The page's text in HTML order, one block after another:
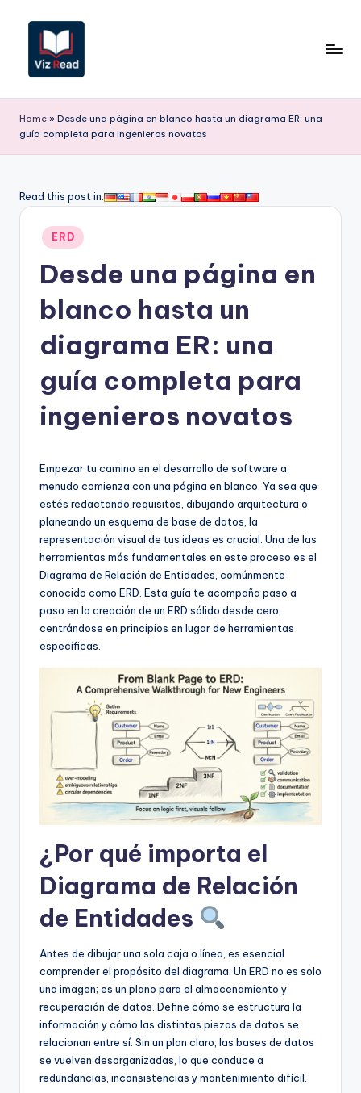
contenido
iz
R
a
S
o
w
si
Home » Desde una página en blanco hasta un diagrama ER: una
guía completa para ingenieros novatos
Read this post in:
Publicado
en
ERD
Desde una página en
blanco hasta un
diagrama ER: una
guía completa para
ingenieros novatos
Empezar tu camino en el desarrollo de software a
menudo comienza con una página en blanco. Ya sea que
estés redactando requisitos, dibujando arquitectura o
planeando un esquema de base de datos, la
representación visual de tus ideas es crucial. Una de las
herramientas más fundamentales en este proceso es el
Diagrama de Relación de Entidades, comúnmente
conocido como ERD. Esta guía te acompaña paso a
paso en la creación de un ERD sólido desde cero,
centrándose en principios en lugar de herramientas
específicas.
¿Por qué importa el
Diagrama de Relación
de Entidades
Antes de dibujar una sola caja o línea, es esencial
comprender el propósito del diagrama. Un ERD no es solo
una imagen; es un plano para el almacenamiento y
recuperación de datos. Define cómo se estructura la
información y cómo las distintas piezas de datos se
relacionan entre sí. Sin un plan claro, las bases de datos
se vuelven desorganizadas, lo que conduce a
redundancias, inconsistencias y mantenimiento difícil.